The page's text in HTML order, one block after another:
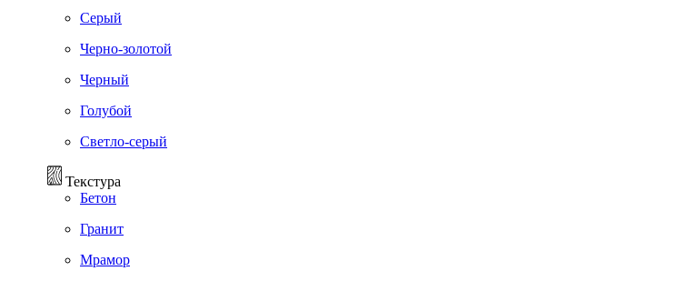
Серый
Черно-золотой
Черный
Голубой
Светло-серый
Текстура
Бетон
Гранит
Мрамор